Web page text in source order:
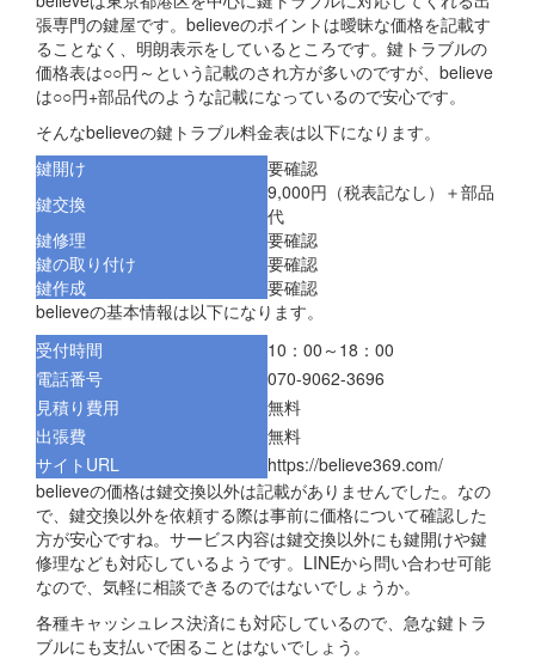
張専門の鍵屋です。believeのポイントは曖昧な価格を記載す
ることなく、明朗表示をしているところです。鍵トラブルの
価格表は○○円～という記載のされ方が多いのですが、believe
は○○円+部品代のような記載になっているので安心です。
そんなbelieveの鍵トラブル料金表は以下になります。
鍵開け
要確認
鍵交換
9,000円（税表記なし）＋部品
代
鍵修理
要確認
鍵の取り付け
要確認
鍵作成
要確認
believeの基本情報は以下になります。
受付時間
10：00～18：00
電話番号
070-9062-3696
見積り費用
無料
出張費
無料
サイトURL
https://believe369.com/
believeの価格は鍵交換以外は記載がありませんでした。なの
で、鍵交換以外を依頼する際は事前に価格について確認した
方が安心ですね。サービス内容は鍵交換以外にも鍵開けや鍵
修理なども対応しているようです。LINEから問い合わせ可能
なので、気軽に相談できるのではないでしょうか。
各種キャッシュレス決済にも対応しているので、急な鍵トラ
ブルにも支払いで困ることはないでしょう。